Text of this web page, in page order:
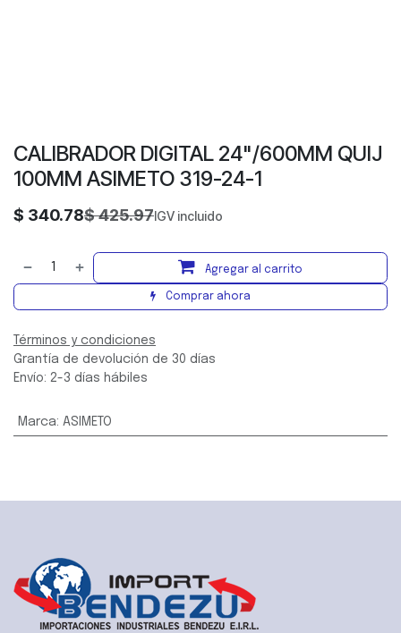
CALIBRADOR DIGITAL 24"/600MM QUIJ
100MM ASIMETO 319-24-1
$ 340.78$425.97IGV incluido
Agregar al carrito
Comprar ahora
Términos y condiciones
Grantía de devolución de 30 días
Envío: 2-3 días hábiles
Marca: ASIMETO